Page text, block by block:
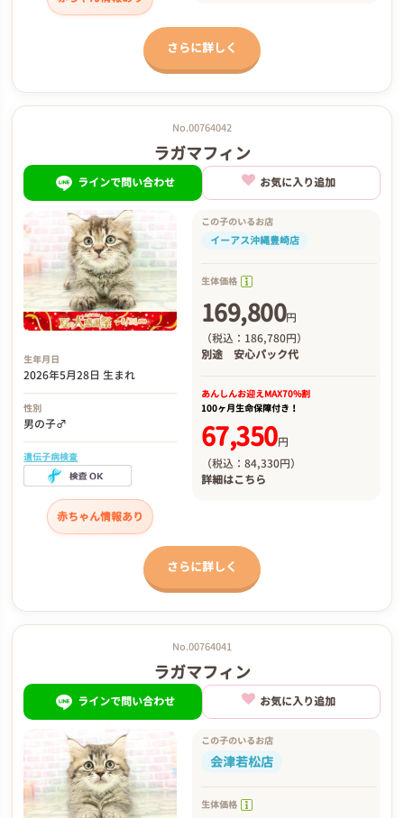
さらに詳しく
No.00764042
ラガマフィン
ラインで問い合わせ お気に入り追加
生年月日
2026年5月28日 生まれ
性別
男の子♂
遺伝子病検査
赤ちゃん情報あり
この子のいるお店
イーアス沖縄豊崎店
生体価格
169,800円
（税込：186,780円）
別途 安心パック代
あんしんお迎えMAX70%割
100ヶ月生命保障付き！
67,350円
（税込：84,330円）
詳細はこちら
さらに詳しく
No.00764041
ラガマフィン
ラインで問い合わせ お気に入り追加
この子のいるお店
会津若松店
生体価格